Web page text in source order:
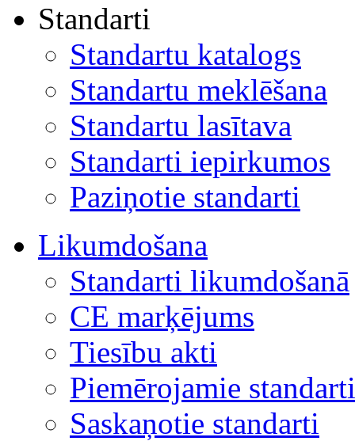
Standarti
Standartu katalogs
Standartu meklēšana
Standartu lasītava
Standarti iepirkumos
Paziņotie standarti
Likumdošana
Standarti likumdošanā
CE marķējums
Tiesību akti
Piemērojamie standarti
Saskaņotie standarti